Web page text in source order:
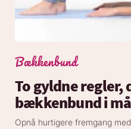
Bækkenbund
To gyldne regler,
bækkenbund i
Opnå hurtigere fremgang